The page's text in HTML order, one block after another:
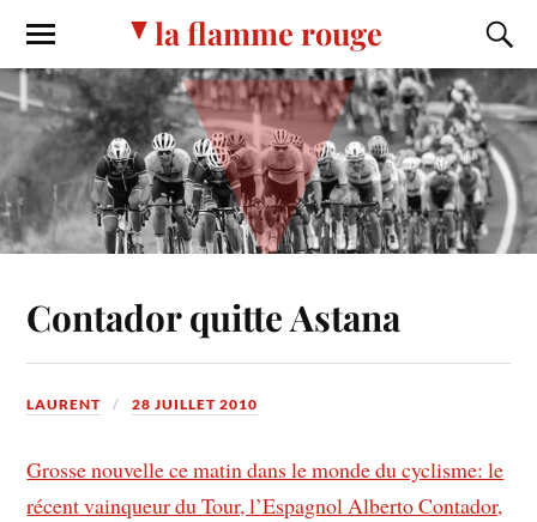
la flamme rouge
Contador quitte Astana
LAURENT 28 JUILLET 2010
Grosse nouvelle ce matin dans le monde du cyclisme: le
récent vainqueur du Tour, l’Espagnol Alberto Contador,